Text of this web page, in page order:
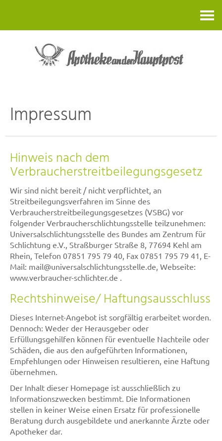
Impressum
Hinweis nach dem
Verbraucherstreitbeilegungsgesetz
Wir sind nicht bereit / nicht verpflichtet, an
Streitbeilegungsverfahren im Sinne des
Verbraucherstreitbeilegungsgesetzes (VSBG) vor
folgender Verbraucherschlichtungsstelle teilzunehmen:
Universalschlichtungsstelle des Bundes am Zentrum für
Schlichtung e.V., Straßburger Straße 8, 77694 Kehl am
Rhein, Telefon 07851 795 79 40, Fax 07851 795 79 41, E-
Mail: mail@universalschlichtungsstelle.de, Webseite:
www.verbraucher-schlichter.de .
Rechtshinweise/ Haftungsausschluss
Dieses Internet-Angebot ist sorgfältig erarbeitet worden.
Dennoch: Weder der Herausgeber oder
Erfüllungsgehilfen können für eventuelle Nachteile oder
Schäden, die aus den aufgeführten Informationen,
Empfehlungen oder Hinweisen resultieren, eine Haftung
übernehmen.
Der Inhalt dieser Homepage ist ausschließlich zu
Informationszwecken bestimmt. Die Informationen
stellen in keiner Weise einen Ersatz für professionelle
Beratung durch ausgebildete und anerkannte Ärzte oder
Apotheker dar.